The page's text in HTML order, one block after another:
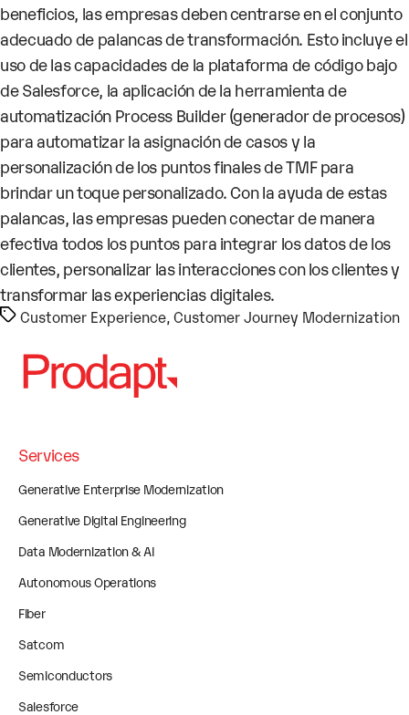
beneficios, las empresas deben centrarse en el conjunto
adecuado de palancas de transformación. Esto incluye el
uso de las capacidades de la plataforma de código bajo
de Salesforce, la aplicación de la herramienta de
automatización Process Builder (generador de procesos)
para automatizar la asignación de casos y la
personalización de los puntos finales de TMF para
brindar un toque personalizado. Con la ayuda de estas
palancas, las empresas pueden conectar de manera
efectiva todos los puntos para integrar los datos de los
clientes, personalizar las interacciones con los clientes y
transformar las experiencias digitales.
Etiquetas
Customer Experience,Customer Journey Modernization
Services
Generative Enterprise Modernization
Generative Digital Engineering
Data Modernization & AI
Autonomous Operations
Fiber
Satcom
Semiconductors
Salesforce